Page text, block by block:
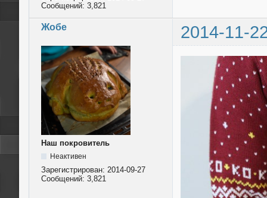
Сообщений: 3,821
Жобе 2014-11-
Наш покровитель
Неактивен
Зарегистрирован: 2014-09-27
Сообщений: 3,821